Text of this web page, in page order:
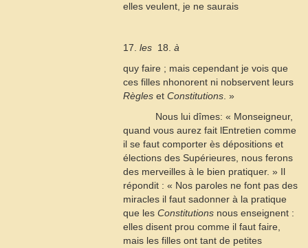
elles veulent, je ne saurais
17. les  18. à
quy faire ; mais cependant je vois que
ces filles nhonorent ni nobservent leurs
Règles et Constitutions . »
Nous lui dîmes: « Monseigneur,
quand vous aurez fait lEntretien comme
il se faut comporter ès dépositions et
élections des Supérieures, nous ferons
des merveilles à le bien pratiquer. » Il
répondit : « Nos paroles ne font pas des
miracles il faut sadonner à la pratique
que les Constitutions nous enseignent :
elles disent prou comme il faut faire,
mais les filles ont tant de petites